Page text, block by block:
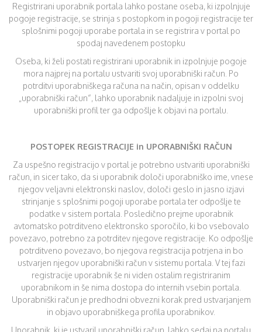
Registrirani uporabnik portala lahko postane oseba, ki izpolnjuje
pogoje registracije, se strinja s postopkom in pogoji registracije ter
splošnimi pogoji uporabe portala in se registrira v portal po
spodaj navedenem postopku
Oseba, ki želi postati registrirani uporabnik in izpolnjuje pogoje
mora najprej na portalu ustvariti svoj uporabniški račun. Po
potrditvi uporabniškega računa na način, opisan v oddelku
„uporabniški račun“, lahko uporabnik nadaljuje in izpolni svoj
uporabniški profil ter ga odpošlje k objavi na portalu.
POSTOPEK REGISTRACIJE in UPORABNIŠKI RAČUN
Za uspešno registracijo v portal je potrebno ustvariti uporabniški
račun, in sicer tako, da si uporabnik določi uporabniško ime, vnese
njegov veljavni elektronski naslov, določi geslo in jasno izjavi
strinjanje s splošnimi pogoji uporabe portala ter odpošlje te
podatke v sistem portala. Posledično prejme uporabnik
avtomatsko potrditveno elektronsko sporočilo, ki bo vsebovalo
povezavo, potrebno za potrditev njegove registracije. Ko odpošlje
potrditveno povezavo, bo njegova registracija potrjena in bo
ustvarjen njegov uporabniški račun v sistemu portala. V tej fazi
registracije uporabnik še ni viden ostalim registriranim
uporabnikom in še nima dostopa do internih vsebin portala.
Uporabniški račun je predhodni obvezni korak pred ustvarjanjem
in objavo uporabniškega profila uporabnikov.
Uporabnik, ki je ustvaril uporabniški račun, lahko sedaj na portalu